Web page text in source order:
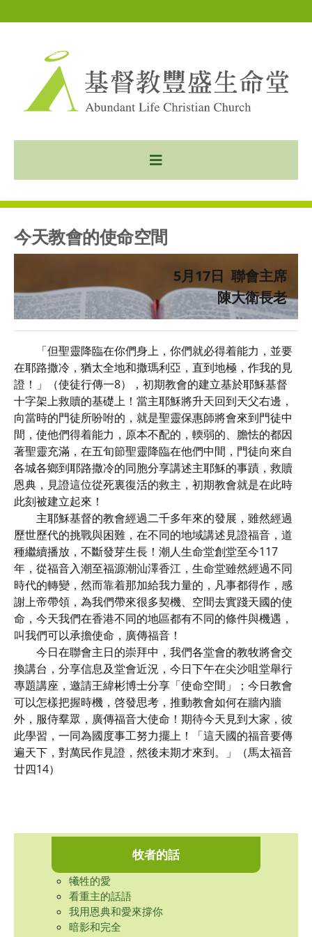
今天教會的使命空間
5月17日 聯會主席
陳大衛長老
「但聖靈降臨在你們身上，你們就必得着能力，並要
在耶路撒冷，猶太全地和撒瑪利亞，直到地極，作我的見
證！」（使徒行傳一8），初期教會的建立基於耶穌基督
十字架上救贖的基礎上！當主耶穌將升天回到天父右邊，
向當時的門徒所吩咐的，就是聖靈保惠師將會來到門徒中
間，使他們得着能力，原本不配的，輭弱的、膽怯的都因
著聖靈充滿，在五旬節聖靈降臨在他們中間，門徒向來自
各城各鄉到耶路撒冷的同胞分享講述主耶穌的事蹟，救贖
恩典，見證這位從死裏復活的救主，初期教會就是在此時
此刻被建立起來！
主耶穌基督的教會經過二千多年來的發展，雖然經過
歷世歷代的挑戰與困難，在不同的地域講述見證福音，道
種繼續播放，不斷發芽生長！潮人生命堂創堂至今117
年，從福音入潮至福源潮汕澤香江，生命堂雖然經過不同
時代的轉變，然而靠着那加給我力量的，凡事都得作，感
謝上帝帶領，為我們帶來很多契機、空間去實踐天國的使
命，今天我們在香港不同的地區都有不同的條件與機遇，
叫我們可以承擔使命，廣傳福音！
今日在聯會主日的崇拜中，我們各堂會的教牧將會交
換講台，分享信息及堂會近況，今日下午在尖沙咀堂舉行
專題講座，邀請王緯彬博士分享「使命空間」；今日教會
可以怎樣把握時機，啓發思考，推動教會如何在牆內牆
外，服侍羣眾，廣傳福音大使命！期待今天見到大家，彼
此學習，一同為國度事工努力擺上！「這天國的福音要傳
遍天下，對萬民作見證，然後未期才來到。」（馬太福音
廿四14）
牧者的話
犧牲的愛
看重主的話語
我用恩典和愛來撐你
暗影和完全